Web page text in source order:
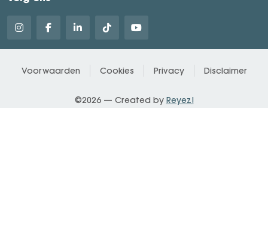
Voorwaarden Cookies Privacy Disclaimer
©2026 — Created by Reyez!